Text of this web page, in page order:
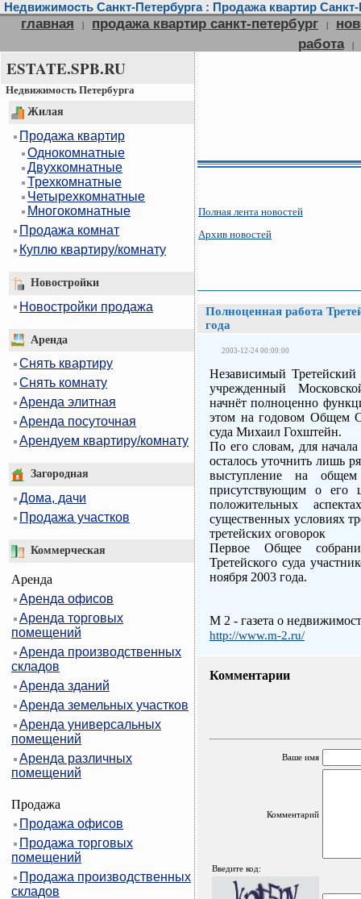
Недвижимость Санкт-Петербурга : Продажа квартир
главная | продажа квартир санкт-петербург |
работа
|
ESTATE.SPB.RU
Недвижимость Петербурга
Жилая
Продажа квартир
Однокомнатные
Двухкомнатные
Трехкомнатные
Четырехкомнатные
Многокомнатные
Продажа комнат
Куплю квартиру/комнату
Новостройки
Новостройки продажа
Аренда
Снять квартиру
Снять комнату
Аренда элитная
Аренда посуточная
Арендуем квартиру/комнату
Загородная
Дома, дачи
Продажа участков
Коммерческая
Аренда
Аренда офисов
Аренда торговых
помещений
Аренда производственных
складов
Аренда зданий
Аренда земельных участков
Аренда универсальных
помещений
Аренда различных
помещений
Продажа
Продажа офисов
Продажа торговых
помещений
Продажа производственных
складов
Полная лента новостей
Архив новостей
Полноценная работа
года
2003-12-24 00:00:00
Независимый
учрежденный
начнёт полноценно
этом на годовом Общем
суда Михаил Гохштейн.
По его словам, для
осталось уточнить лишь
выступление на
присутствующим о его
положительных
существенных условиях
третейских оговорок
Первое Общее
Третейского суда
ноября 2003 года.
M 2 - газета о
http://www.m-2.ru/
Комментарии
Ваше имя
Комментарий
Введите код: